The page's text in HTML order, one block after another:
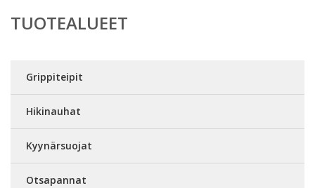
TUOTEALUEET
Grippiteipit
Hikinauhat
Kyynärsuojat
Otsapannat